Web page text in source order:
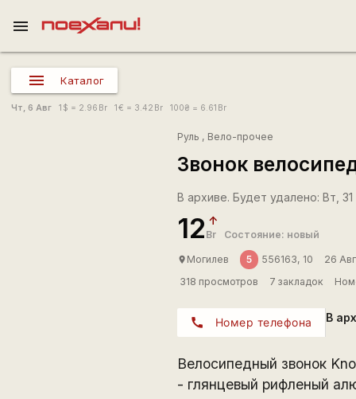
menu
Каталог
Чт, 6 Авг 1 $ = 2.96 Br 1€ = 3.42 Br 100₴ = 6.61 Br
Руль , Вело-прочее
Звонок
В архиве. Будет удалено: Вт,
12 Br Состояние: новый
place Могилев 5 556163, 10
26
318 просмотров
7 закладок
call Номер телефона В
Велосипедный звонок
- глянцевый рифленый